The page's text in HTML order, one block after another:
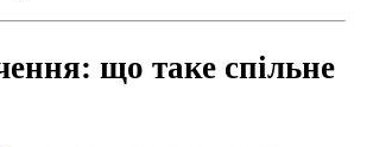
що таке спільне